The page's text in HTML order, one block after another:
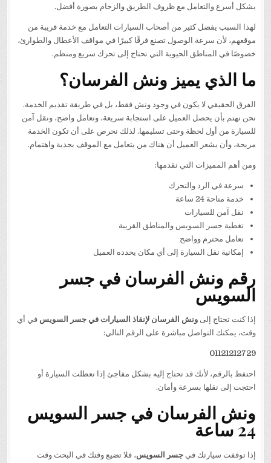
بشكل أسرع والتعامل مع ظروف الطريق والزحام بصورة أفضل.
لهذا السبب يفضل كثير من أصحاب السيارات التعامل مع خدمة قريبة من
موقعهم، لأن سرعة الوصول تصنع فرقًا كبيرًا في مواقف الأعطال والطوارئ،
خصوصًا في المناطق الحيوية التي تحتاج إلى تحرك سريع ومنظم.
ما الذي يميز ونش الفرسان؟
الفرق الحقيقي لا يكون في وجود ونش فقط، بل في طريقة تقديم الخدمة.
نحن نهتم بأن يحصل العميل على استجابة سريعة، وتعامل واضح، ونقل آمن
للسيارة من أول لحظة وحتى تسليمها. لذلك نحرص على أن تكون الخدمة
مريحة، وأن يشعر العميل أن هناك من يتعامل مع الموقف بجدية واهتمام.
ومن أهم المميزات التي نقدمها:
سرعة في الرد والتحرك
خدمة متاحة 24 ساعة
نقل آمن للسيارات
تغطية جسر السويس والمناطق القريبة
تعامل محترم وواضح
إمكانية نقل السيارة إلى أي مكان يحدده العميل
رقم ونش الفرسان في جسر
السويس
إذا كنت تحتاج إلىونش الفرسان لإنقاذ السيارات في جسر السويس في أي
وقت، يمكنك التواصل مباشرة على الرقم التالي:
01121212729
احتفظ بالرقم، لأنك قد تحتاج إليه بشكل مفاجئ إذا تعطلت السيارة أو
احتجت إلى نقلها بسرعة وأمان.
ونش الفرسان في جسر السويس
24 ساعة
إذا توقفت سيارتك فيجسر السويس، فلا تضيع وقتك في البحث وقت